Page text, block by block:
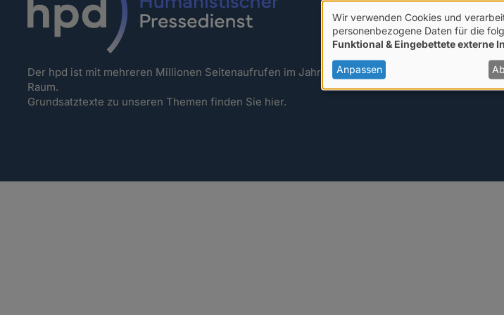
Der hpd ist mit mehreren Millionen Seitenaufrufen im Jahr das wichtigste Online-Medium
Raum.
Grundsatztexte zu unseren Themen finden Sie hier.
Verwendung
von
personenbezogenen
Daten
Wir verwenden Cookies und
personenbezogene Daten für die
Funktional & Eingebettete externe
Anpassen